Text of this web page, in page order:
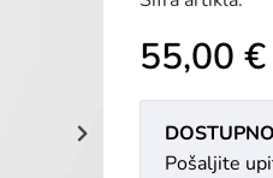
55,00 €
Pošaljite